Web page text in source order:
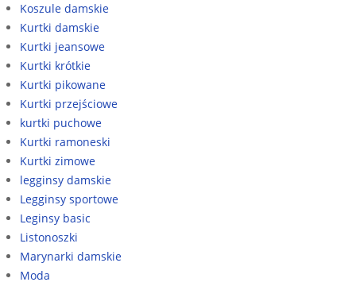
Koszule damskie
Kurtki damskie
Kurtki jeansowe
Kurtki krótkie
Kurtki pikowane
Kurtki przejściowe
kurtki puchowe
Kurtki ramoneski
Kurtki zimowe
legginsy damskie
Legginsy sportowe
Leginsy basic
Listonoszki
Marynarki damskie
Moda